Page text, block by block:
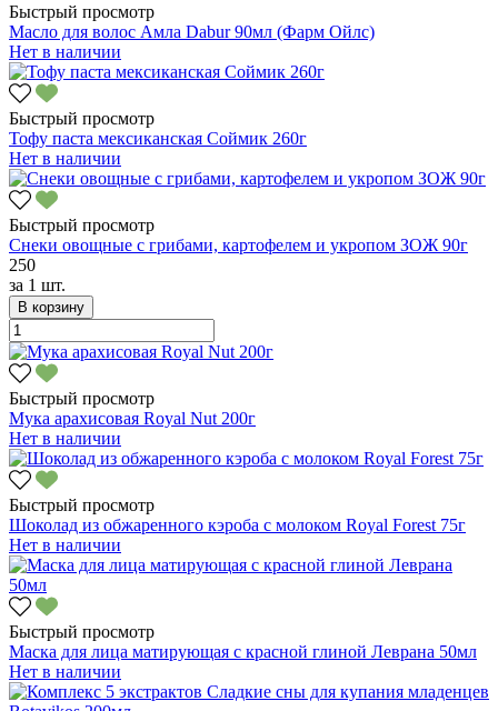
Быстрый просмотр
Масло для волос Амла Dabur 90мл (Фарм Ойлс)
Нет в наличии
Быстрый просмотр
Тофу паста мексиканская Соймик 260г
Нет в наличии
Быстрый просмотр
Снеки овощные с грибами, картофелем и укропом ЗОЖ 90г
250
за 1 шт.
В корзину
Быстрый просмотр
Мука арахисовая Royal Nut 200г
Нет в наличии
Быстрый просмотр
Шоколад из обжаренного кэроба с молоком Royal Forest 75г
Нет в наличии
Быстрый просмотр
Маска для лица матирующая с красной глиной Леврана 50мл
Нет в наличии